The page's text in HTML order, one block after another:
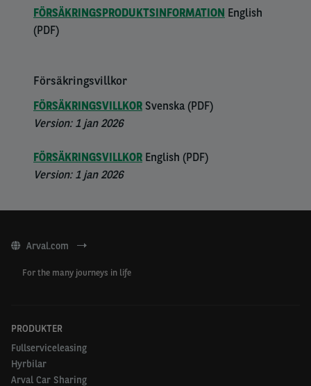
FÖRSÄKRINGSPRODUKTSINFORMATION English
(PDF)
Right
column
Försäkringsvillkor
FÖRSÄKRINGSVILLKOR Svenska (PDF)
Version: 1 jan 2026
FÖRSÄKRINGSVILLKOR English (PDF)
Version: 1 jan 2026
Arval.com
For the many journeys in life
PRODUKTER
Fullserviceleasing
Hyrbilar
Arval Car Sharing